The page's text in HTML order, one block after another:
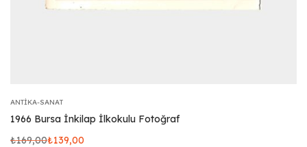
ANTIKA-SANAT
1966 Bursa İnkilap İlkokulu Fotoğraf
₺169,00₺139,00